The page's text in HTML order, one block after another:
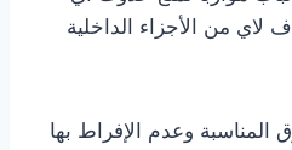
لاي من الأجزاء الداخلية
وعدم الإفراط بها